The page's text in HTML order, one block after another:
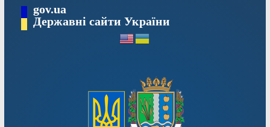
вмісту
gov.ua
Державні сайти України